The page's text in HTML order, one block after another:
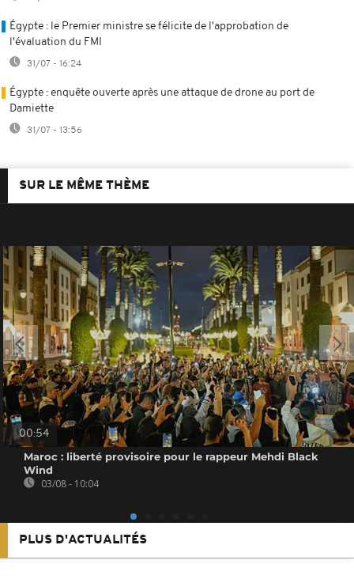
Égypte : le Premier ministre se félicite de l'approbation de
l'évaluation du FMI
31/07 - 16:24
Égypte : enquête ouverte après une attaque de drone au port de
Damiette
31/07 - 13:56
SUR LE MÊME THÈME
00:54
Maroc : liberté provisoire pour le rappeur Mehdi Black
Wind
03/08 - 10:04
PLUS D'ACTUALITÉS